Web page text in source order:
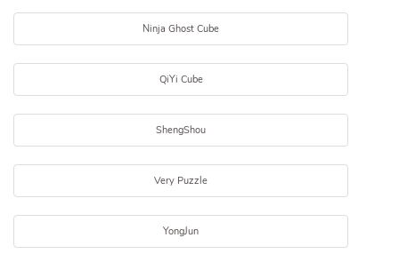
Ninja Ghost Cube
QiYi Cube
ShengShou
Very Puzzle
YongJun